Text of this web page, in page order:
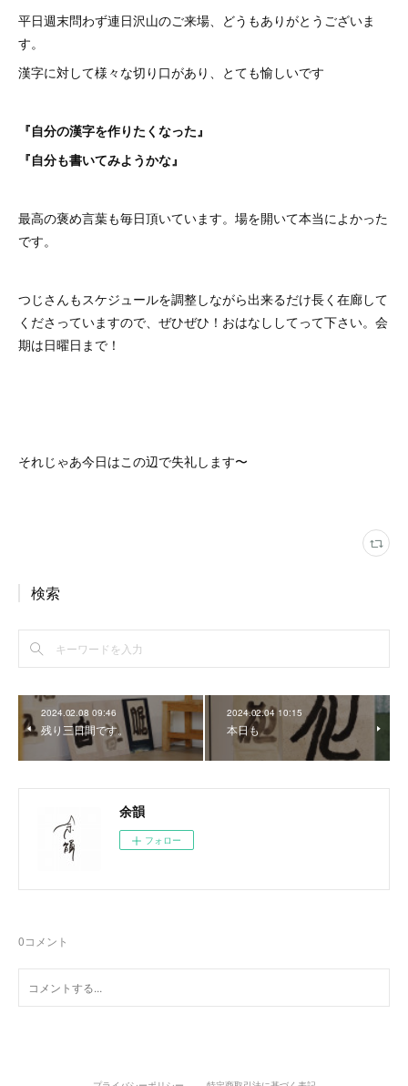
平日週末問わず連日沢山のご来場、どうもありがとうございま
す。
漢字に対して様々な切り口があり、とても愉しいです
『自分の漢字を作りたくなった』
『自分も書いてみようかな』
最高の褒め言葉も毎日頂いています。場を開いて本当によかった
です。
つじさんもスケジュールを調整しながら出来るだけ長く在廊して
くださっていますので、ぜひぜひ！おはなししてって下さい。会
期は日曜日まで！
それじゃあ今日はこの辺で失礼します〜
検索
2024.02.08 09:46
残り三日間です。
2024.02.04 10:15
本日も
余韻
フォロー
0コメント